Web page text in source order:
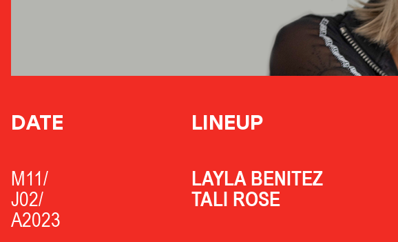
DATE LINEUP
M11/
J02/
A2023
LAYLA BENITEZ
TALI ROSE